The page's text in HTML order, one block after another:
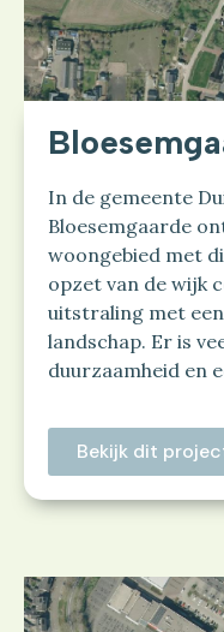
In de gemeente
Bloesemgaarde
woongebied met
opzet van de wijk
uitstraling met
landschap. Er is
duurzaamheid en
Bekijk dit